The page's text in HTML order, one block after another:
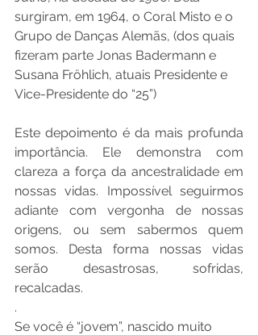
surgiram, em 1964, o Coral Misto e o
Grupo de Danças Alemãs, (dos quais
fizeram parte Jonas Badermann e
Susana Fröhlich, atuais Presidente e
Vice-Presidente do “25”)
Este depoimento é da mais profunda
importância. Ele demonstra com
clareza a força da ancestralidade em
nossas vidas. Impossível seguirmos
adiante com vergonha de nossas
origens, ou sem sabermos quem
somos. Desta forma nossas vidas
serão desastrosas, sofridas,
recalcadas.
.
Se você é “jovem”, nascido muito